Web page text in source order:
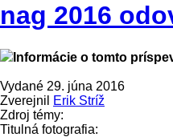
nag 2016
Informácie o tomto
Vydané 29. júna 2016
Zverejnil
Erik Stríž
Zdroj témy:
Titulná fotografia: